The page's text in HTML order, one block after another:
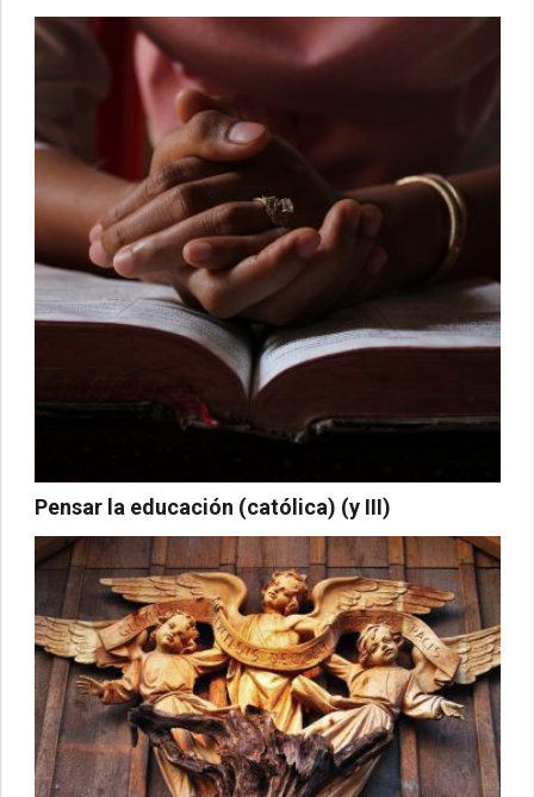
Pensar la educación (católica) (y III)